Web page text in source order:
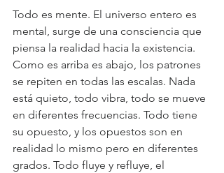
Todo es mente. El universo entero es
mental, surge de una consciencia que
piensa la realidad hacia la existencia.
Como es arriba es abajo, los patrones
se repiten en todas las escalas. Nada
está quieto, todo vibra, todo se mueve
en diferentes frecuencias. Todo tiene
su opuesto, y los opuestos son en
realidad lo mismo pero en diferentes
grados. Todo fluye y refluye, el